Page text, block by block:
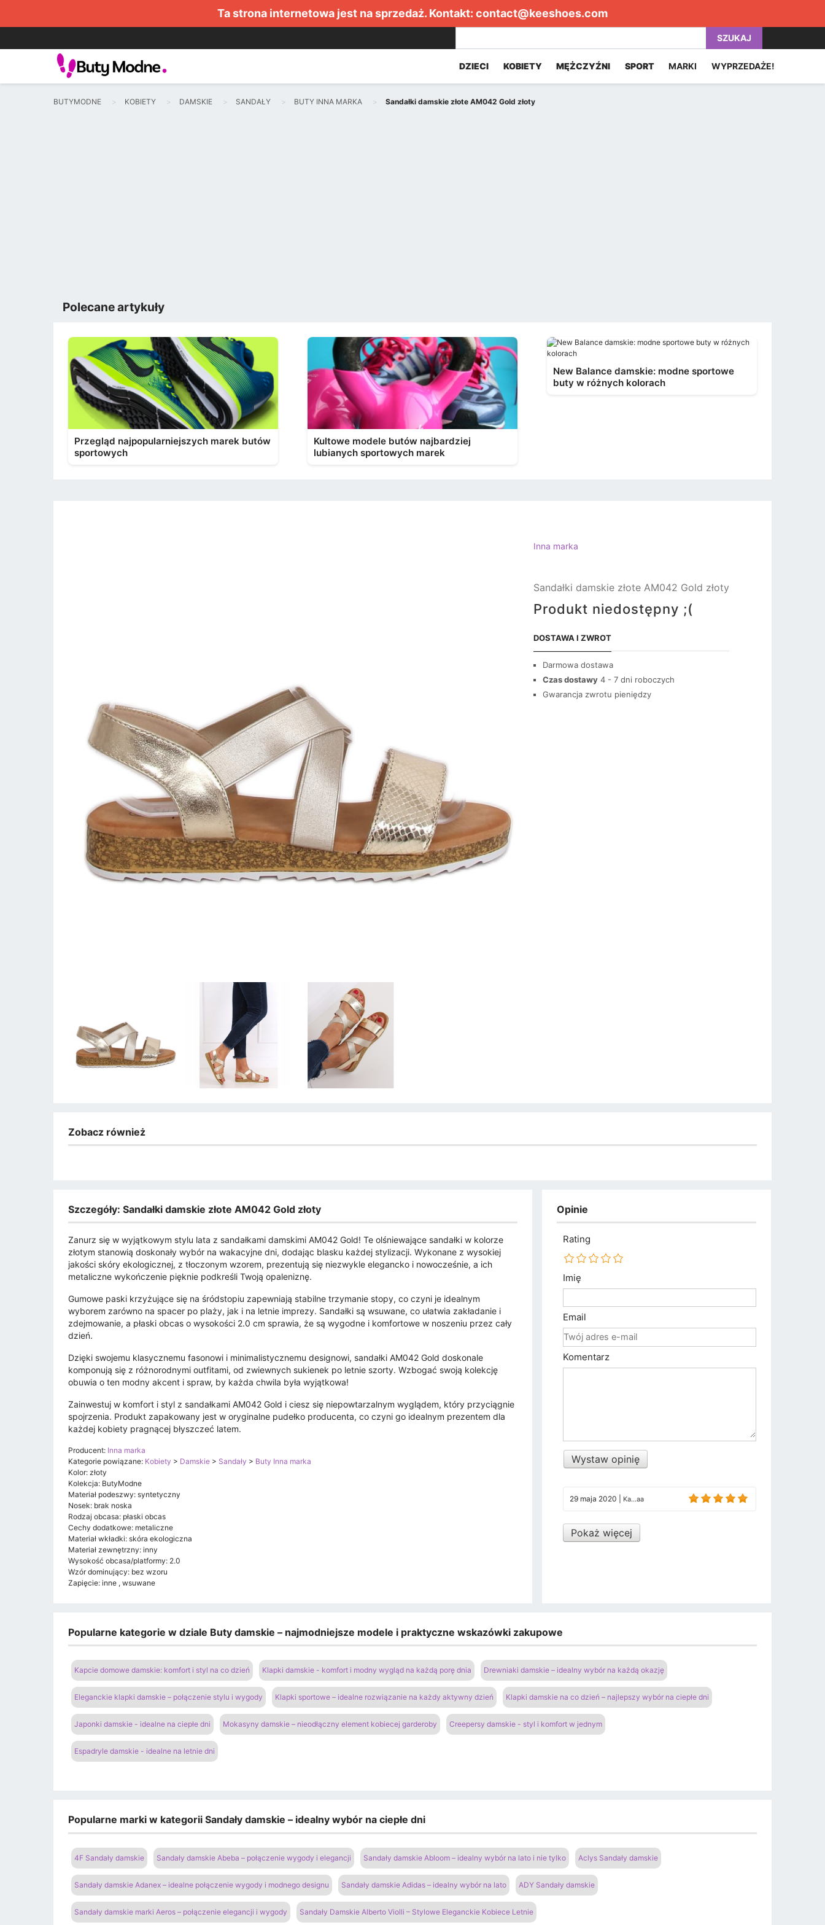
Ta strona internetowa jest na sprzedaż. Kontakt: contact@keeshoes.com
SZUKAJ
DZIECI KOBIETY MĘŻCZYŹNI SPORT MARKI WYPRZEDAŻE!
BUTYMODNE KOBIETY DAMSKIE SANDAŁY BUTY INNA MARKA Sandałki damskie złote AM042 Gold złoty
Polecane artykuły
Przegląd najpopularniejszych marek butów
sportowych
Kultowe modele butów najbardziej
lubianych sportowych marek
New Balance damskie: modne sportowe
buty w różnych kolorach
Inna marka
Sandałki damskie złote AM042 Gold złoty
Produkt niedostępny ;(
DOSTAWA I ZWROT
Darmowa dostawa
Czas dostawy 4 - 7 dni roboczych
Gwarancja zwrotu pieniędzy
Zobacz również
Szczegóły: Sandałki damskie złote AM042 Gold złoty
Zanurz się w wyjątkowym stylu lata z sandałkami damskimi AM042 Gold! Te olśniewające sandałki w kolorze
złotym stanowią doskonały wybór na wakacyjne dni, dodając blasku każdej stylizacji. Wykonane z wysokiej
jakości skóry ekologicznej, z tłoczonym wzorem, prezentują się niezwykle elegancko i nowocześnie, a ich
metaliczne wykończenie pięknie podkreśli Twoją opaleniznę.
Gumowe paski krzyżujące się na śródstopiu zapewniają stabilne trzymanie stopy, co czyni je idealnym
wyborem zarówno na spacer po plaży, jak i na letnie imprezy. Sandałki są wsuwane, co ułatwia zakładanie i
zdejmowanie, a płaski obcas o wysokości 2.0 cm sprawia, że są wygodne i komfortowe w noszeniu przez cały
dzień.
Dzięki swojemu klasycznemu fasonowi i minimalistycznemu designowi, sandałki AM042 Gold doskonale
komponują się z różnorodnymi outfitami, od zwiewnych sukienek po letnie szorty. Wzbogać swoją kolekcję
obuwia o ten modny akcent i spraw, by każda chwila była wyjątkowa!
Zainwestuj w komfort i styl z sandałkami AM042 Gold i ciesz się niepowtarzalnym wyglądem, który przyciągnie
spojrzenia. Produkt zapakowany jest w oryginalne pudełko producenta, co czyni go idealnym prezentem dla
każdej kobiety pragnącej błyszczeć latem.
Producent: Inna marka
Kategorie powiązane: Kobiety > Damskie > Sandały > Buty Inna marka
Kolor: złoty
Kolekcja: ButyModne
Materiał podeszwy: syntetyczny
Nosek: brak noska
Rodzaj obcasa: płaski obcas
Cechy dodatkowe: metaliczne
Materiał wkładki: skóra ekologiczna
Materiał zewnętrzny: inny
Wysokość obcasa/platformy: 2.0
Wzór dominujący: bez wzoru
Zapięcie: inne , wsuwane
Opinie
Rating
Imię
Email
Komentarz
Wystaw opinię
29 maja 2020 Ka...aa
Pokaż więcej
Popularne kategorie w dziale Buty damskie – najmodniejsze modele i praktyczne wskazówki zakupowe
Kapcie domowe damskie: komfort i styl na co dzień Klapki damskie - komfort i modny wygląd na każdą porę dnia Drewniaki damskie – idealny wybór na każdą okazję
Eleganckie klapki damskie – połączenie stylu i wygody Klapki sportowe – idealne rozwiązanie na każdy aktywny dzień Klapki damskie na co dzień – najlepszy wybór na ciepłe dni
Japonki damskie - idealne na ciepłe dni Mokasyny damskie – nieodłączny element kobiecej garderoby Creepersy damskie - styl i komfort w jednym
Espadryle damskie - idealne na letnie dni
Popularne marki w kategorii Sandały damskie – idealny wybór na ciepłe dni
4F Sandały damskie Sandały damskie Abeba – połączenie wygody i elegancji Sandały damskie Abloom – idealny wybór na lato i nie tylko Aclys Sandały damskie
Sandały damskie Adanex – idealne połączenie wygody i modnego designu Sandały damskie Adidas – idealny wybór na lato ADY Sandały damskie
Sandały damskie marki Aeros – połączenie elegancji i wygody Sandały Damskie Alberto Violli – Stylowe Eleganckie Kobiece Letnie